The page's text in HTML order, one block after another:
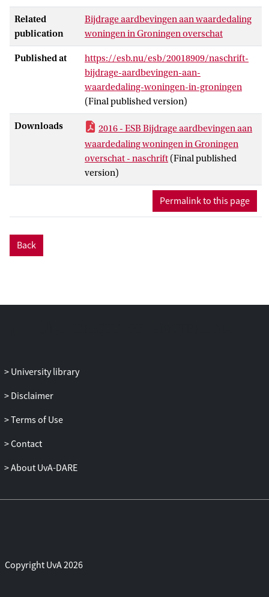
Related
publication
Bijdrage aardbevingen aan waardedaling
woningen in Groningen overschat
Published at
https://esb.nu/esb/20018909/naschrift-
bijdrage-aardbevingen-aan-
waardedaling-woningen-in-groningen
(Final published version)
Downloads
2016 - ESB Bijdrage aardbevingen aan
waardedaling woningen in Groningen
overschat - naschrift (Final published
version)
Permalink to this page
Back
University library
Disclaimer
Terms of Use
Contact
About UvA-DARE
Copyright UvA 2026